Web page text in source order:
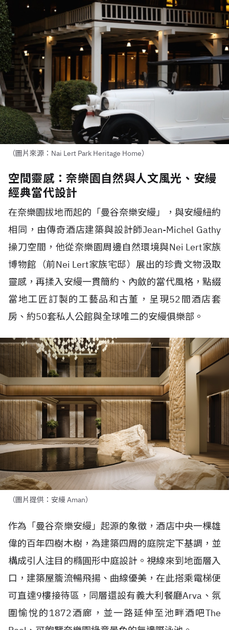
（圖片來源：Nai Lert Park Heritage Home）
空間靈感：奈樂園自然與人文風光、安縵
經典當代設計
在奈樂園拔地而起的「曼谷奈樂安縵」，與安縵紐約
相同，由傳奇酒店建築與設計師Jean-Michel Gathy
操刀空間，他從奈樂園周邊自然環境與Nei Lert家族
博物館（前Nei Lert家族宅邸）展出的珍貴文物汲取
靈感，再揉入安縵一貫簡約、內斂的當代風格，點綴
當地工匠訂製的工藝品和古董，呈現52 間酒店套
房、約50套私人公館與全球唯二的安縵俱樂部。
（圖片提供：安縵 Aman）
作為「曼谷奈樂安縵」起源的象徵，酒店中央一棵雄
偉的百年四樹木樹，為建築四周的庭院定下基調，並
構成引人注目的橢圓形中庭設計。視線來到地面層入
口，建築屋簷流暢飛揚、曲線優美，在此搭乘電梯便
可直達9樓接待區，同層還設有義大利餐廳Arva 、氛
圍愉悅的1872酒廊，並一路延伸至池畔酒吧The